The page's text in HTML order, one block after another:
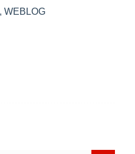
WEBLOG